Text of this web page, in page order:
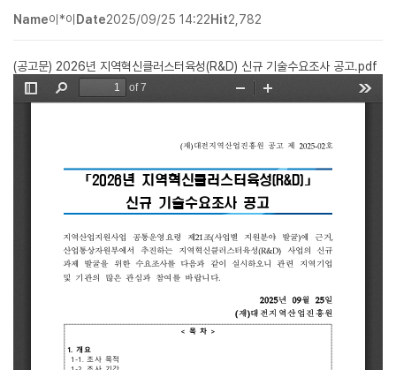
Name이*이 Date2025/09/25 14:22Hit2,782
(공고문) 2026년 지역혁신클러스터육성(R&D) 신규 기술수요조사 공고.pdf